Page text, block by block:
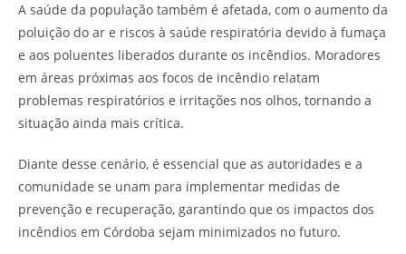
A saúde da população também é afetada, com o aumento da
poluição do ar e riscos à saúde respiratória devido à fumaça
e aos poluentes liberados durante os incêndios. Moradores
em áreas próximas aos focos de incêndio relatam
problemas respiratórios e irritações nos olhos, tornando a
situação ainda mais crítica.
Diante desse cenário, é essencial que as autoridades e a
comunidade se unam para implementar medidas de
prevenção e recuperação, garantindo que os impactos dos
incêndios em Córdoba sejam minimizados no futuro.